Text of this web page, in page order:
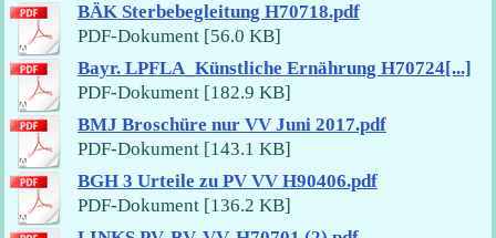
BÄK Sterbebegleitung H70718.pdf
PDF-Dokument [56.0 KB]
Bayr. LPFLA_Künstliche Ernährung H70724[...]
PDF-Dokument [182.9 KB]
BMJ Broschüre nur VV Juni 2017.pdf
PDF-Dokument [143.1 KB]
BGH 3 Urteile zu PV VV H90406.pdf
PDF-Dokument [136.2 KB]